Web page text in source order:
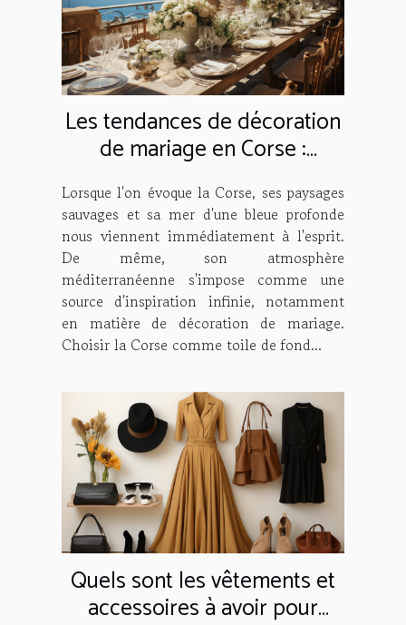
Les tendances de décoration
de mariage en Corse :
Comment créer une
ambiance méditerranéenne
Lorsque l'on évoque la Corse, ses paysages
sauvages et sa mer d'une bleue profonde
nous viennent immédiatement à l'esprit.
De même, son atmosphère
méditerranéenne s'impose comme une
source d'inspiration infinie, notamment
en matière de décoration de mariage.
Choisir la Corse comme toile de fond...
Quels sont les vêtements et
accessoires à avoir pour